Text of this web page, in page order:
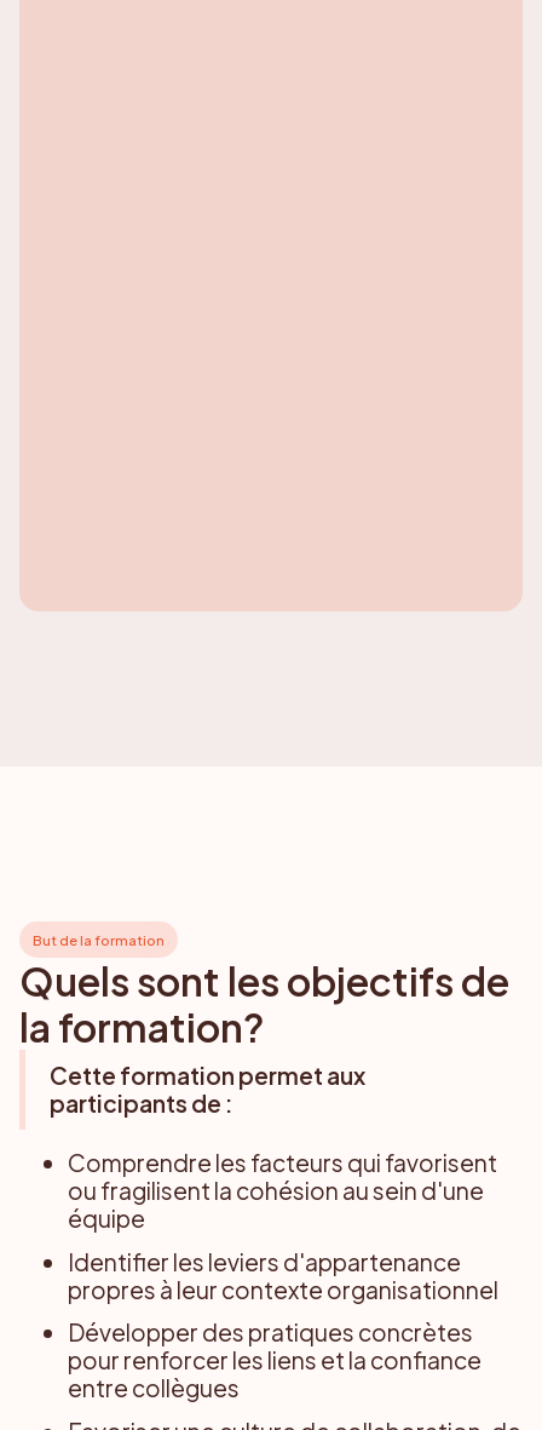
But de la formation
Quels sont les objectifs de
la formation?
Cette formation permet aux
participants de :
Comprendre les facteurs qui favorisent
ou fragilisent la cohésion au sein d'une
équipe
Identifier les leviers d'appartenance
propres à leur contexte organisationnel
Développer des pratiques concrètes
pour renforcer les liens et la confiance
entre collègues